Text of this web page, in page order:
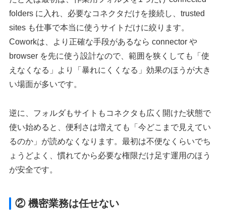
folders に入れ、必要なコネクタだけを接続し、trusted
sites も仕事で本当に使うサイトだけに絞ります。
Coworkは、より正確な手段があるなら connector や
browser を先に使う設計なので、範囲を狭くしても「使
えなくなる」より「暴れにくくなる」効果のほうが大き
い場面が多いです。
逆に、フォルダもサイトもコネクタも広く開けた状態で
使い始めると、便利さは増えても「今どこまで見えてい
るのか」が読めなくなります。最初は不便なくらいでち
ょうどよく、慣れてから必要な権限だけ足す運用のほう
が安全です。
② 機密業務は任せない